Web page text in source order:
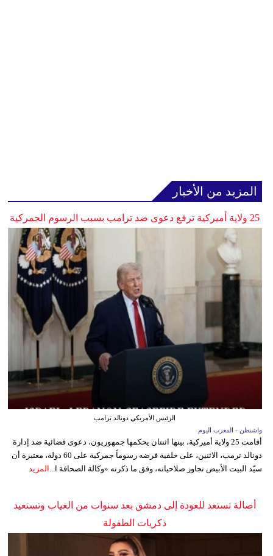
المزيد من الأخبار
25 ولاية أميركية ترفع دعوى ضد ترامب بسبب الرسوم الجمركية
الرئيس الأمريكي دونالد ترامب
واشنطن - المغرب اليوم
أقامت 25 ولاية أميركية، بينها اثنتان يحكمها جمهوريون، دعوى قضائية ضد إدارة
دونالد ترمب، الاثنين، على خلفية فرضه رسوماً جمركية على 60 دولة، معتبرة أن
سيّد البيت الأبيض تجاوز صلاحياته، وفق ما ذكرته «وكالة الصحافة ا...
المزيد
أصالة تستعد للعودة إلى دمشق بعد سنوات من الغياب وتستعيد
ذكريات الطفولة